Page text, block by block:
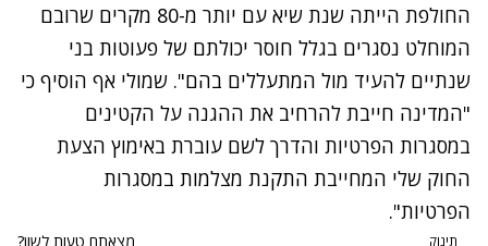
החולפת הייתה שנת שיא עם יותר מ-80 מקרים שרובם
המוחלט נסגרים בגלל חוסר יכולתם של פעוטות בני
שנתיים להעיד מול המתעללים בהם". שמולי אף הוסיף כי
"המדינה חייבת להרחיב את ההגנה על הקטינים
במסגרות הפרטיות והדרך לשם עוברת באימוץ הצעת
החוק שלי המחייבת התקנת מצלמות במסגרות
הפרטיות".
תינוק מצאתם טעות לשון?